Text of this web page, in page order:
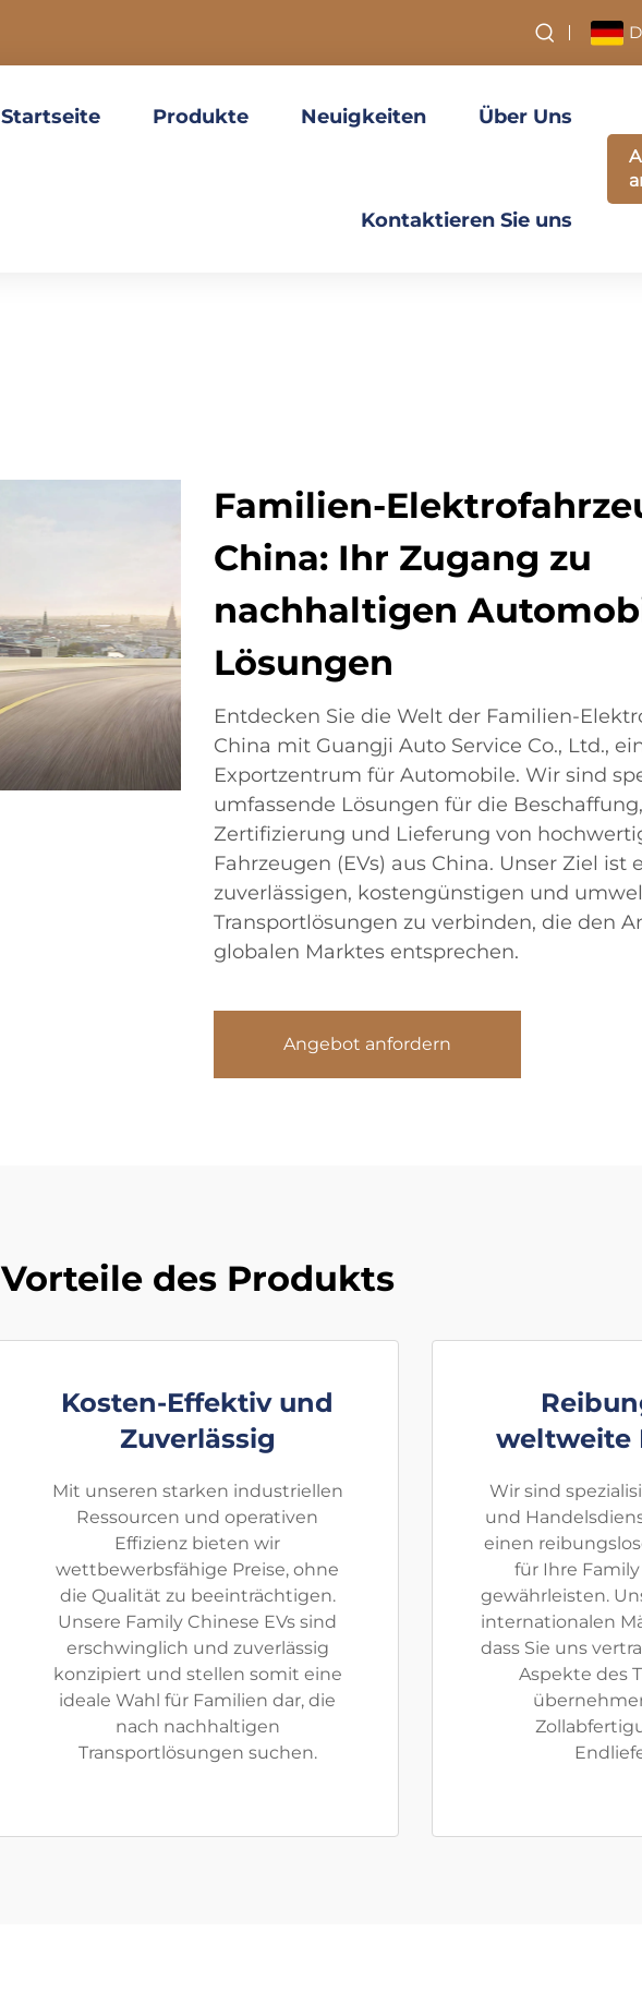
Startseite Produkte Neuigkeiten Über Uns
Kontaktieren Sie uns
Familien-
China: Ihr Zugang zu
nachhaltigen
Lösungen
Entdecken Sie die Welt der Familien-
China mit Guangji Auto Service Co., Ltd.,
Exportzentrum für Automobile. Wir sind
umfassende Lösungen für die
Zertifizierung und Lieferung von
Fahrzeugen (EVs) aus China. Unser Ziel ist
zuverlässigen, kostengünstigen und
Transportlösungen zu verbinden, die den
globalen Marktes entsprechen.
Angebot anfordern
Vorteile des Produkts
Kosten-Effektiv und
Zuverlässig
Mit unseren starken industriellen
Ressourcen und operativen
Effizienz bieten wir
wettbewerbsfähige Preise, ohne
die Qualität zu beeinträchtigen.
Unsere Family Chinese EVs sind
erschwinglich und zuverlässig
konzipiert und stellen somit eine
ideale Wahl für Familien dar, die
nach nachhaltigen
Transportlösungen suchen.
weltweite
Wir sind
und
einen
für Ihre
gewährleisten.
internationalen
dass Sie uns
Aspekte des